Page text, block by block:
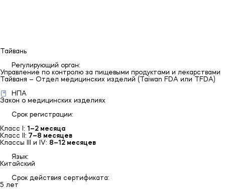
Тайвань
Регулирующий орган:
Управление по контролю за пищевыми продуктами и лекарствами
Тайваня – Отдел медицинских изделий (Taiwan FDA или TFDA)
НПА
Закон о медицинских изделиях
Срок регистрации:
Класс I: 1–2 месяца
Класс II: 7–8 месяцев
Классы III и IV: 8–12 месяцев
Язык:
Китайский
Срок действия сертификата:
5 лет